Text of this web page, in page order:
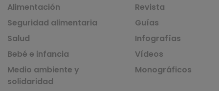
Alimentación
Seguridad alimentaria
Salud
Bebé e infancia
Medio ambiente y
solidaridad
Revista
Guías
Infografías
Vídeos
Monográficos